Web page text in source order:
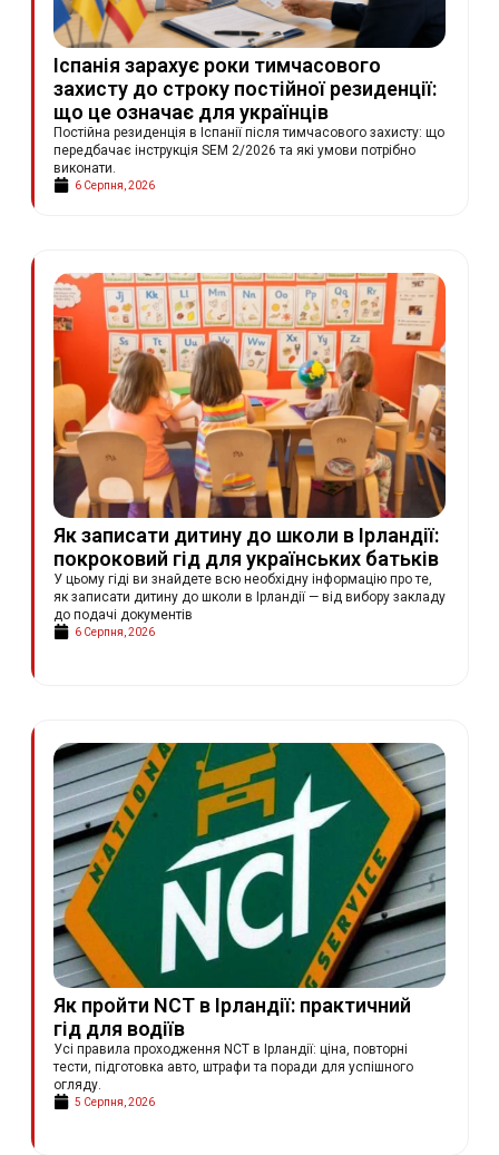
Іспанія зарахує роки тимчасового
захисту до строку постійної резиденції:
що це означає для українців
Постійна резиденція в Іспанії після тимчасового захисту: що
передбачає інструкція SEM 2/2026 та які умови потрібно
виконати.
6 Серпня, 2026
Як записати дитину до школи в Ірландії:
покроковий гід для українських батьків
У цьому гіді ви знайдете всю необхідну інформацію про те,
як записати дитину до школи в Ірландії — від вибору закладу
до подачі документів
6 Серпня, 2026
Як пройти NCT в Ірландії: практичний
гід для водіїв
Усі правила проходження NCT в Ірландії: ціна, повторні
тести, підготовка авто, штрафи та поради для успішного
огляду.
5 Серпня, 2026